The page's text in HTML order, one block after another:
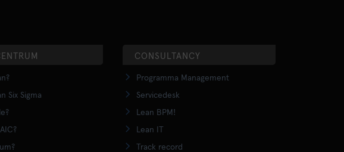
Six Sigma
CONSULTANCY
Programma Management
Servicedesk
Lean BPM!
Lean IT
Track record